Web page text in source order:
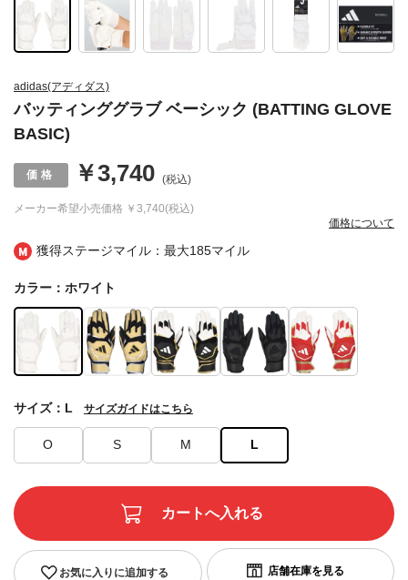
獲得ステージマイル：最大185マイル
adidas(アディダス)
バッティンググラブ ベーシック (BATTING GLOVE
BASIC)
メーカー希望小売価格 ￥3,740(税込)
￥3,740 (税込)
価格について
カラー：ホワイト
O S M L
サイズ：L サイズガイドはこちら
お気に入りに追加する